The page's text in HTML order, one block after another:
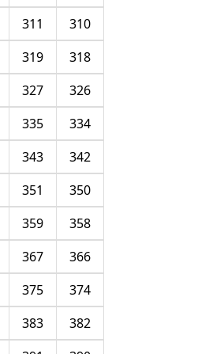
310
311
318
319
326
327
334
335
342
343
350
351
358
359
366
367
374
375
382
383